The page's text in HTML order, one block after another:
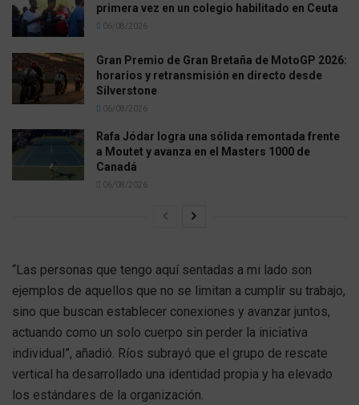
primera vez en un colegio habilitado en Ceuta
06/08/2026
Gran Premio de Gran Bretaña de MotoGP 2026:
horarios y retransmisión en directo desde
Silverstone
06/08/2026
Rafa Jódar logra una sólida remontada frente
a Moutet y avanza en el Masters 1000 de
Canadá
06/08/2026
“Las personas que tengo aquí sentadas a mi lado son
ejemplos de aquellos que no se limitan a cumplir su trabajo,
sino que buscan establecer conexiones y avanzar juntos,
actuando como un solo cuerpo sin perder la iniciativa
individual”, añadió. Ríos subrayó que el grupo de rescate
vertical ha desarrollado una identidad propia y ha elevado
los estándares de la organización.